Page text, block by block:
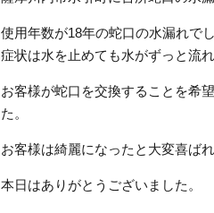
使用年数が18年の蛇口の水漏れでし
症状は水を止めても水がずっと流
お客様が蛇口を交換することを希
た。
お客様は綺麗になったと大変喜ばれ
本日はありがとうございました。